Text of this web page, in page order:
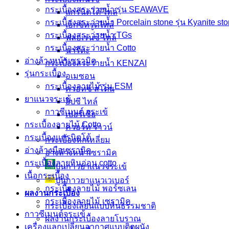
แกรนิตโต้ ไทล์
เอ็กซ์ทรูดไทล์
ฟลอเรนซ์ ไทล์
นาริตะ
กระเบื้องสระว่ายน้ำ KENZAI
อเมซอน
ควอทซ์ สโตน
ยิปซี ไทล์
เปอร์เซีย
ควอร์ท ราวน์
กระเบื้องหกเหลี่ยม
อ่างล้างหน้าเซรามิค
ปูนกาวยาเเนวจระเข้
ปูนกาวยาเเนวเวเบอร์
ผลงานกระเบื้อง
กระเบื้องเลียนแบบหินธรรมชาติ
ผลงานกระเบื้องลายโบราณ
กระเบื้องสระว่ายนํ้า รุ่น SEAWAVE
กระเบื้องสระว่ายนํ้า Porcelain stone รุ่น Kyanite
กระเบื้องสระว่ายน้ำ TGs
กระเบื้องสระว่ายน้ำ Cotto
อ่างล้างหน้าเซรามิค
รุ่นกระเบื้อง
กระเบื้องลายไม้ รุ่น ESM
ยาแนวจระเข้
กาวซีเมนต์ จระเข้
กระเบื้องลายไม้ Cotto
กระเบื้องแกรนิตโต้
อ่างล้างมือเซรามิค
กระเบื้องลายหินอ่อน cotto
เนื้อกระเบื้อง
กระเบื้องลายไม้ พอร์ซเลน
กระเบื้องลายไม้ เซรามิค
กาวซีเมนต์จระเข้
เครื่องแลกเปลี่ยนอากาศแบบติดผนัง